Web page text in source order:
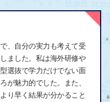
、自分の実力も考えて受
ました。私は海外研修や
選抜で学力だけでない面
が魅力的でした。また、
り早く結果が分かること